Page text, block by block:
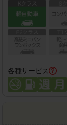
各種サービス